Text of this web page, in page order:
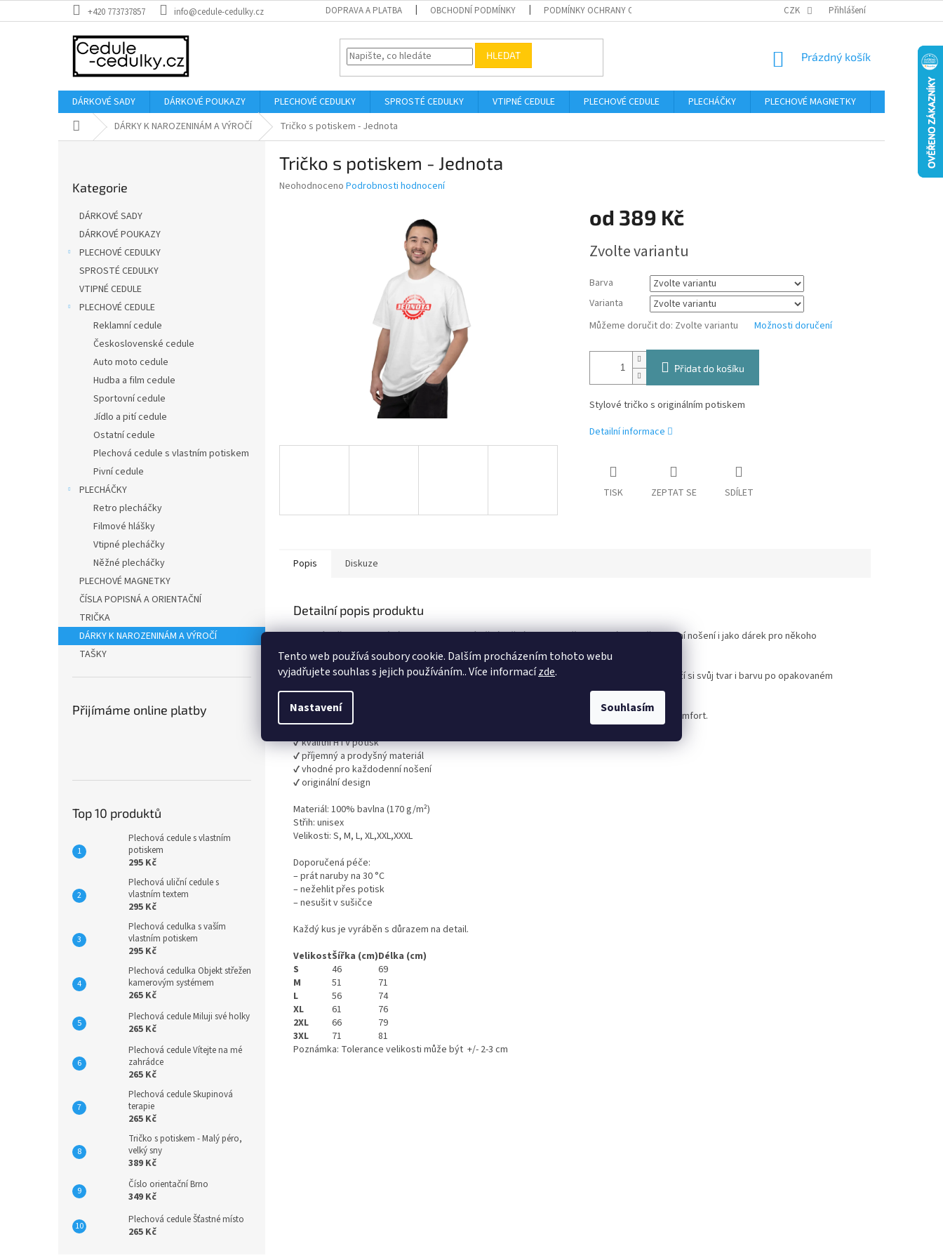
Tento web používá soubory cookie. Dalším procházením tohoto webu
vyjadřujete souhlas s jejich používáním.. Více informacízde.
Nastavení Souhlasím
na
+420 773737857 info@cedule-cedulky.cz DOPRAVA A PLATBA OBCHODNÍ PODMÍNKY PODMÍNKY OCHRANY OSOBNÍCH ÚDAJŮ CZK Přihlášení
HLEDAT
NÁKUPNÍ
Prázdný košík
DÁRKOVÉ SADY DÁRKOVÉ POUKAZY PLECHOVÉ CEDULKY SPROSTÉ CEDULKY VTIPNÉ CEDULE PLECHOVÉ CEDULE PLECHÁČKY PLECHOVÉ MAGNETKY
ČÍSLA
Domů DÁRKY K NAROZENINÁM A VÝROČÍ Tričko s potiskem - Jednota
kategorie
Kategorie
DÁRKOVÉ SADY
DÁRKOVÉ POUKAZY
PLECHOVÉ CEDULKY
SPROSTÉ CEDULKY
VTIPNÉ CEDULE
PLECHOVÉ CEDULE
Reklamní cedule
Československé cedule
Auto moto cedule
Hudba a film cedule
Sportovní cedule
Jídlo a pití cedule
Ostatní cedule
Plechová cedule s vlastním potiskem
Pivní cedule
PLECHÁČKY
Retro plecháčky
Filmové hlášky
Vtipné plecháčky
Něžné plecháčky
PLECHOVÉ MAGNETKY
ČÍSLA POPISNÁ A ORIENTAČNÍ
TRIČKA
DÁRKY K NAROZENINÁM A VÝROČÍ
TAŠKY
Přijímáme online platby
Top 10 produktů
Plechová cedule s vlastním
potiskem
295 Kč
Plechová uliční cedule s
vlastním textem
295 Kč
Plechová cedulka s vaším
vlastním potiskem
295 Kč
Plechová cedulka Objekt střežen
kamerovým systémem
265 Kč
Plechová cedule Miluji své holky
265 Kč
Plechová cedule Vítejte na mé
zahrádce
265 Kč
Plechová cedule Skupinová
terapie
265 Kč
Tričko s potiskem - Malý péro,
velký sny
389 Kč
Číslo orientační Brno
349 Kč
Plechová cedule Šťastné místo
265 Kč
Tričko s potiskem - Jednota
Průměrné
Neohodnoceno Podrobnosti hodnocení
od 389 Kč
cena:
Zvolte variantu
Barva
Varianta
Můžeme doručit do: Zvolte variantu Možnosti doručení
Přidat do košíku
Stylové tričko s originálním potiskem
Detailní informace
TISK ZEPTAT SE SDÍLET
Popis Diskuze
Detailní popis produktu
Stylové tričko s originálním potiskem, které oživí každý outfit. Skvěle se hodí pro každodenní nošení i jako dárek pro někoho
výjimečného.
Potisk je vytvořen pomocí kvalitního nažehlovacího vinylu (HTV), který je odolný, pružný a drží si svůj tvar i barvu po opakovaném
praní.
Tričko je vyrobeno z příjemné bavlny, která je pohodlná na nošení a vhodná pro celodenní komfort.
✔ kvalitní HTV potisk
✔ příjemný a prodyšný materiál
✔ vhodné pro každodenní nošení
✔ originální design
Materiál: 100% bavlna (170 g/m²)
Střih: unisex
Velikosti: S, M, L, XL,XXL,XXXL
Doporučená péče:
– prát naruby na 30 °C
– nežehlit přes potisk
– nesušit v sušičce
Každý kus je vyráběn s důrazem na detail.
VelikostŠířka (cm)Délka (cm)
S
46
69
M
51
71
L
56
74
XL
61
76
2XL
66
79
3XL
71
81
Poznámka: Tolerance velikosti může být +/- 2-3 cm